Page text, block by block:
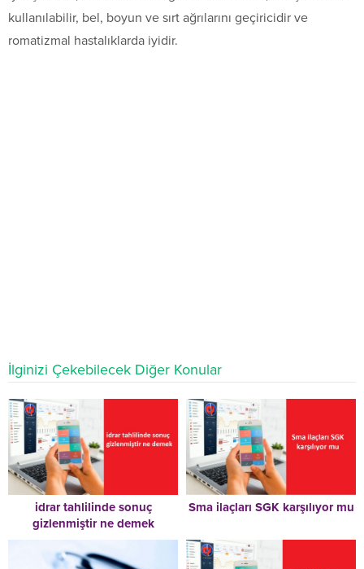
kullanılabilir, bel, boyun ve sırt ağrılarını geçiricidir ve
romatizmal hastalıklarda iyidir.
İlginizi Çekebilecek Diğer Konular
idrar tahlilinde sonuç
gizlenmiştir ne demek
Sma ilaçları SGK karşılıyor mu